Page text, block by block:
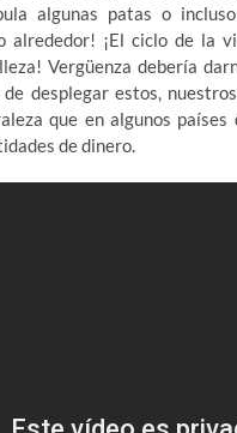
algunas patas o
alrededor! ¡El ciclo de la
Vergüenza debería
desplegar estos,
que en algunos
de dinero.